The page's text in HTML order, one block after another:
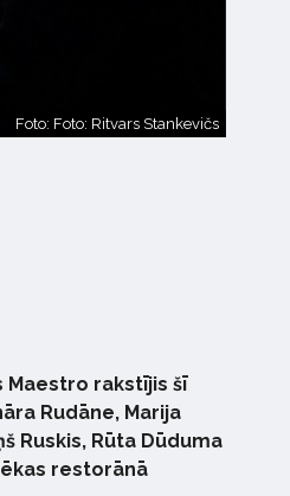
Foto: Foto: Ritvars Stankevičs
Maestro rakstījis šī
Rudāne, Marija
Ruskis, Rūta Dūduma
restorānā